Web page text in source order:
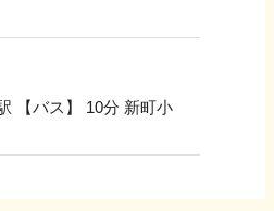
【バス】 10分 新町小